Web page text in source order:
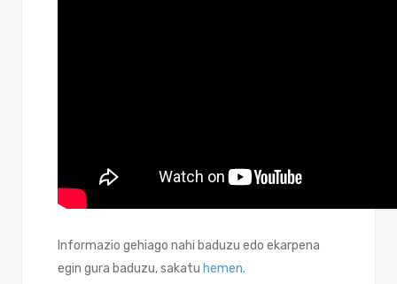
Informazio gehiago nahi baduzu edo ekarpena
egin gura baduzu, sakatu hemen.